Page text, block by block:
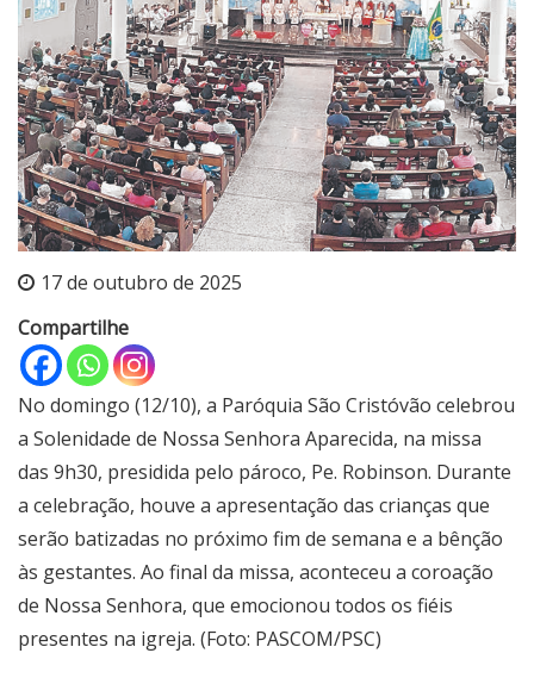
17 de outubro de 2025
Compartilhe
No domingo (12/10), a Paróquia São Cristóvão celebrou
a Solenidade de Nossa Senhora Aparecida, na missa
das 9h30, presidida pelo pároco, Pe. Robinson. Durante
a celebração, houve a apresentação das crianças que
serão batizadas no próximo fim de semana e a bênção
às gestantes. Ao final da missa, aconteceu a coroação
de Nossa Senhora, que emocionou todos os fiéis
presentes na igreja. (Foto: PASCOM/PSC)